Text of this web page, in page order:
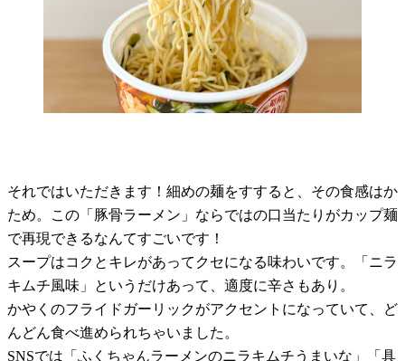
それではいただきます！細めの麺をすすると、その食感はか
ため。この「豚骨ラーメン」ならではの口当たりがカップ麺
で再現できるなんてすごいです！
スープはコクとキレがあってクセになる味わいです。「ニラ
キムチ風味」というだけあって、適度に辛さもあり。
かやくのフライドガーリックがアクセントになっていて、ど
んどん食べ進められちゃいました。
SNSでは「ふくちゃんラーメンのニラキムチうまいな」「具